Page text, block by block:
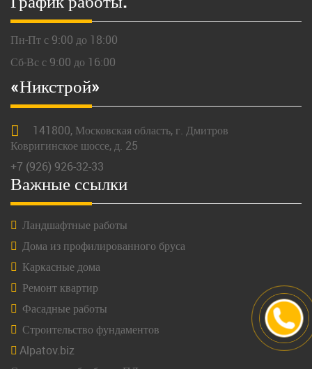
Пн-Пт с 9:00 до 18:00
Сб-Вс с 9:00 до 16:00
«Никстрой»
141800, Московская область, г. Дмитров
Ковригинское шоссе, д. 25
+7 (926) 926-32-33
Важные ссылки
Ландшафтные работы
Дома из профилированного бруса
Каркасные дома
Ремонт квартир
Фасадные работы
Строительство фундаментов
Alpatov.biz